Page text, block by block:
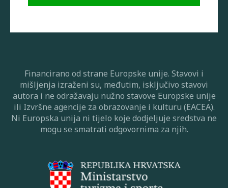
Financirano od strane Europske unije. Stavovi i
mišljenja izraženi su, međutim, isključivo stavovi
autora i ne odražavaju nužno stavove Europske unije
ili Izvršne agencije za obrazovanje i kulturu (EACEA).
Ni Europska unija ni tijelo koje dodjeljuje sredstva ne
mogu se smatrati odgovornima za njih.